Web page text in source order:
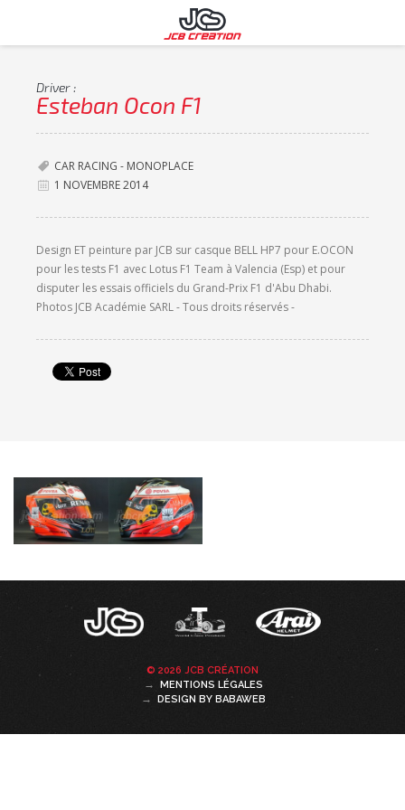
Driver :
Esteban Ocon F1
CAR RACING - MONOPLACE
1 NOVEMBRE 2014
Design ET peinture par JCB sur casque BELL HP7 pour E.OCON
pour les tests F1 avec Lotus F1 Team à Valencia (Esp) et pour
disputer les essais officiels du Grand-Prix F1 d'Abu Dhabi.
Photos JCB Académie SARL - Tous droits réservés -
© 2026 JCB CRÉATION
MENTIONS LÉGALES
DESIGN BY BABAWEB